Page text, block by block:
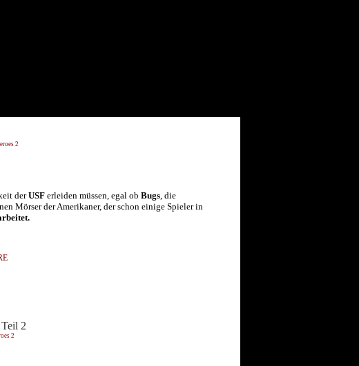
2
derUSF erleiden müssen, egal ob Bugs , die
Mörser der Amerikaner, der schon einige Spieler in
2
2